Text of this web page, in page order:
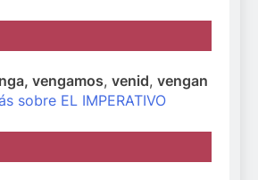
vengamos, venid, vengan
sobre EL IMPERATIVO